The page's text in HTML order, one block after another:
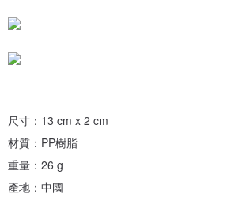
尺寸：13 cm x 2 cm
材質：PP樹脂
重量：26 g
產地：中國